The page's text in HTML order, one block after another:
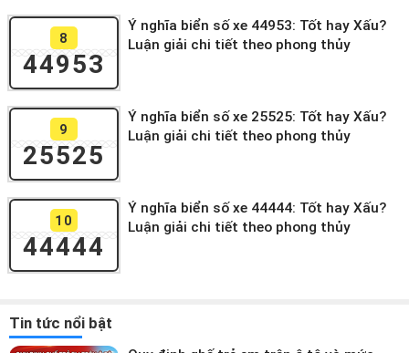
8
44953
Ý nghĩa biển số xe 44953: Tốt hay Xấu?
Luận giải chi tiết theo phong thủy
9
25525
Ý nghĩa biển số xe 25525: Tốt hay Xấu?
Luận giải chi tiết theo phong thủy
10
44444
Ý nghĩa biển số xe 44444: Tốt hay Xấu?
Luận giải chi tiết theo phong thủy
Tin tức nổi bật